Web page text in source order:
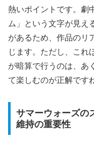
熱いポイントです。劇
ム」という文字が見え
があるため、作品のリ
じます。ただし、これ
が暗算で行うのは、あ
て楽しむのが正解です
サマーウォーズの
維持の重要性